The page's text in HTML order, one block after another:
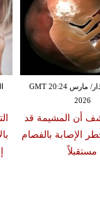
الإثنين ,02 آذار/ مارس GMT 20:24
2026
أن المشيمة قد
الإصابة بالفصام
مستقبلاً